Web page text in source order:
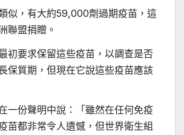
似，有大約59,000劑過期疫苗，這
聯盟捐贈。
初要求保留這些疫苗，以調查是否
保質期，但現在它說這些疫苗應該
一份聲明中說：「雖然在任何免疫
苗都非常令人遺憾，但世界衛生組